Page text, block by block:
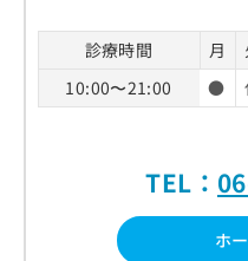
診療時間 月
10:00〜21:00
●
TEL：
ホ